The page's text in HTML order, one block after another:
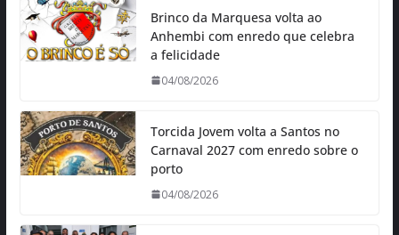
Brinco da Marquesa volta ao
Anhembi com enredo que celebra
a felicidade
04/08/2026
Torcida Jovem volta a Santos no
Carnaval 2027 com enredo sobre o
porto
04/08/2026